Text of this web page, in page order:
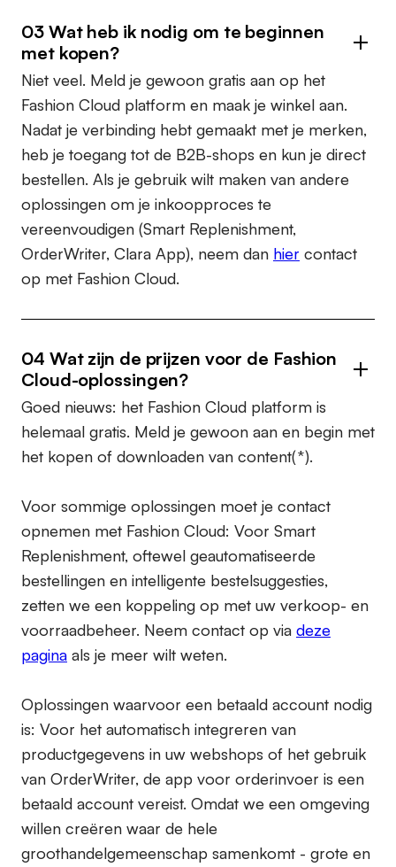
03 Wat heb ik nodig om te beginnen
met kopen?
Niet veel. Meld je gewoon gratis aan op het
Fashion Cloud platform en maak je winkel aan.
Nadat je verbinding hebt gemaakt met je merken,
heb je toegang tot de B2B-shops en kun je direct
bestellen. Als je gebruik wilt maken van andere
oplossingen om je inkoopproces te
vereenvoudigen (Smart Replenishment,
OrderWriter, Clara App), neem dan hier contact
op met Fashion Cloud.
04 Wat zijn de prijzen voor de Fashion
Cloud-oplossingen?
Goed nieuws: het Fashion Cloud platform is
helemaal gratis. Meld je gewoon aan en begin met
het kopen of downloaden van content(*).
Voor sommige oplossingen moet je contact
opnemen met Fashion Cloud: Voor Smart
Replenishment, oftewel geautomatiseerde
bestellingen en intelligente bestelsuggesties,
zetten we een koppeling op met uw verkoop- en
voorraadbeheer. Neem contact op via deze
pagina als je meer wilt weten.
Oplossingen waarvoor een betaald account nodig
is: Voor het automatisch integreren van
productgegevens in uw webshops of het gebruik
van OrderWriter, de app voor orderinvoer is een
betaald account vereist. Omdat we een omgeving
willen creëren waar de hele
groothandelgemeenschap samenkomt - grote en